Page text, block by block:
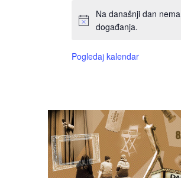
Na današnji dan nema
događanja.
Pogledaj kalendar